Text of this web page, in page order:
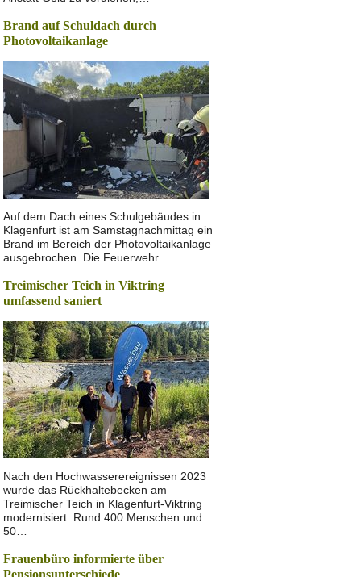
Brand auf Schuldach durch
Photovoltaikanlage
Auf dem Dach eines Schulgebäudes in
Klagenfurt ist am Samstagnachmittag ein
Brand im Bereich der Photovoltaikanlage
ausgebrochen. Die Feuerwehr…
Treimischer Teich in Viktring
umfassend saniert
Nach den Hochwasserereignissen 2023
wurde das Rückhaltebecken am
Treimischer Teich in Klagenfurt-Viktring
modernisiert. Rund 400 Menschen und
50…
Frauenbüro informierte über
Pensionsunterschiede